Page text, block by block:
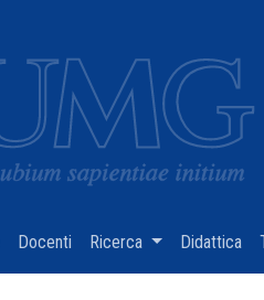
(current)
Docenti (current)
Ricerca (current)Didattica